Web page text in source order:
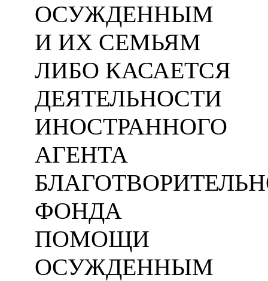
ОСУЖДЕННЫМ
И ИХ СЕМЬЯМ
ЛИБО КАСАЕТСЯ
ДЕЯТЕЛЬНОСТИ
ИНОСТРАННОГО
АГЕНТА
ФОНДА
ПОМОЩИ
ОСУЖДЕННЫМ